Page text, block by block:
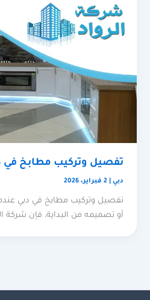
تفصيل وتركيب مطابخ في
دبي |2 فبراير، 2026
تفصيل وتركيب مطابخ في دبي
أو تصميمه من البداية، فإن شركة